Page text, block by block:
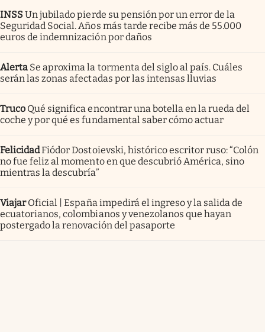
INSSUn jubilado pierde su pensión por un error de la
Seguridad Social. Años más tarde recibe más de 55.000
euros de indemnización por daños
Alerta Se aproxima la tormenta del siglo al país. Cuáles
serán las zonas afectadas por las intensas lluvias
Truco Qué significa encontrar una botella en la rueda del
coche y por qué es fundamental saber cómo actuar
FelicidadFiódor Dostoievski, histórico escritor ruso: “Colón
no fue feliz al momento en que descubrió América, sino
mientras la descubría”
Viajar Oficial | España impedirá el ingreso y la salida de
ecuatorianos, colombianos y venezolanos que hayan
postergado la renovación del pasaporte